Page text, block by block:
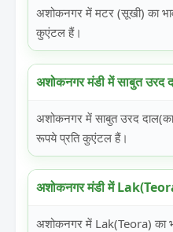
अशोकनगर में मटर (सूखी) का
कुएंटल हैं।
अशोकनगर मंडी में साबुत उरद
अशोकनगर में साबुत उरद
रूपये प्रति कुएंटल हैं।
अशोकनगर मंडी में
अशोकनगर में Lak(Teora) का